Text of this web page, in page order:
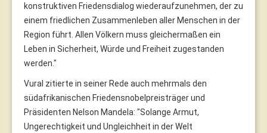
konstruktiven Friedensdialog wiederaufzunehmen, der zu
einem friedlichen Zusammenleben aller Menschen in der
Region führt. Allen Völkern muss gleichermaßen ein
Leben in Sicherheit, Würde und Freiheit zugestanden
werden."
Vural zitierte in seiner Rede auch mehrmals den
südafrikanischen Friedensnobelpreisträger und
Präsidenten Nelson Mandela: "Solange Armut,
Ungerechtigkeit und Ungleichheit in der Welt